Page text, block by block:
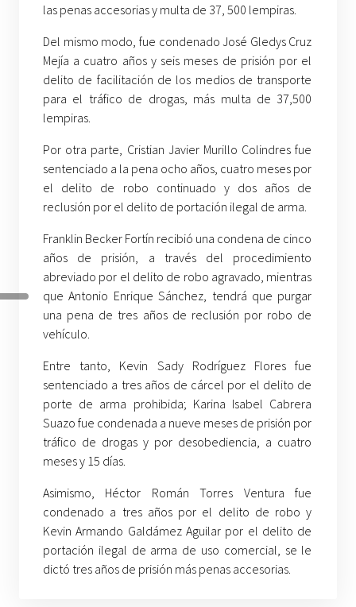
las penas accesorias y multa de 37, 500 lempiras.
Del mismo modo, fue condenado José Gledys Cruz
Mejía a cuatro años y seis meses de prisión por el
delito de facilitación de los medios de transporte
para el tráfico de drogas, más multa de 37,500
lempiras.
Por otra parte, Cristian Javier Murillo Colindres fue
sentenciado a la pena ocho años, cuatro meses por
el delito de robo continuado y dos años de
reclusión por el delito de portación ilegal de arma.
Franklin Becker Fortín recibió una condena de cinco
años de prisión, a través del procedimiento
abreviado por el delito de robo agravado, mientras
que Antonio Enrique Sánchez, tendrá que purgar
una pena de tres años de reclusión por robo de
vehículo.
Entre tanto, Kevin Sady Rodríguez Flores fue
sentenciado a tres años de cárcel por el delito de
porte de arma prohibida; Karina Isabel Cabrera
Suazo fue condenada a nueve meses de prisión por
tráfico de drogas y por desobediencia, a cuatro
meses y 15 días.
Asimismo, Héctor Román Torres Ventura fue
condenado a tres años por el delito de robo y
Kevin Armando Galdámez Aguilar por el delito de
portación ilegal de arma de uso comercial, se le
dictó tres años de prisión más penas accesorias.